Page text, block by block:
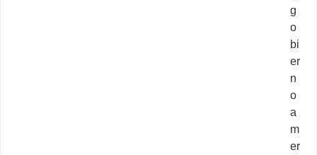
g
o
bi
er
n
o
a
m
er